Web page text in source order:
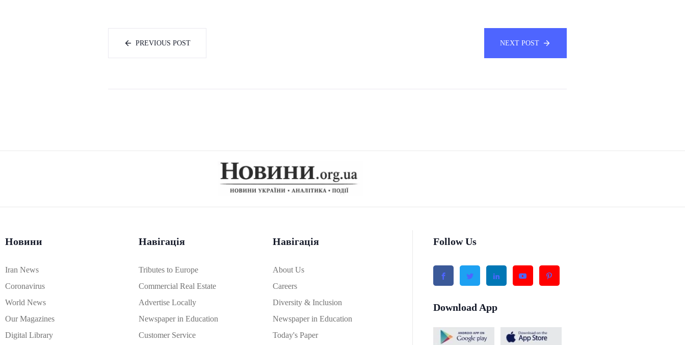
PREVIOUS POST NEXT POST
Новини
Iran News
Coronavirus
World News
Our Magazines
Digital Library
Навігація
Tributes to Europe
Commercial Real Estate
Advertise Locally
Newspaper in Education
Customer Service
Навігація
About Us
Careers
Diversity & Inclusion
Newspaper in Education
Today's Paper
Follow Us
Download App